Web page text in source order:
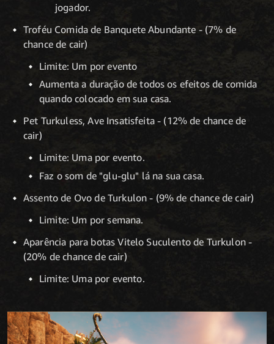
jogador.
Troféu Comida de Banquete Abundante - (7% de
chance de cair)
Limite: Um por evento
Aumenta a duração de todos os efeitos de comida
quando colocado em sua casa.
Pet Turkuless, Ave Insatisfeita - (12% de chance de
cair)
Limite: Uma por evento.
Faz o som de "glu-glu" lá na sua casa.
Assento de Ovo de Turkulon - (9% de chance de cair)
Limite: Um por semana.
Aparência para botas Vitelo Suculento de Turkulon -
(20% de chance de cair)
Limite: Uma por evento.